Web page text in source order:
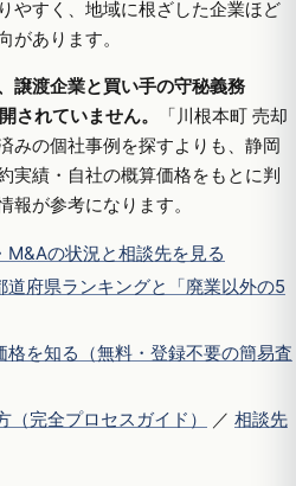
やすく、地域に根ざした企業ほど
があります。
譲渡企業と買い手の守秘義務
されていません。
「川根本町 売却
みの個社事例を探すよりも、静岡
実績・自社の概算価格をもとに判
報が参考になります。
の状況と相談先を見る
府県ランキングと「廃業以外の5
格を知る（無料・登録不要の簡易査
完全プロセスガイド）
／ 相談先